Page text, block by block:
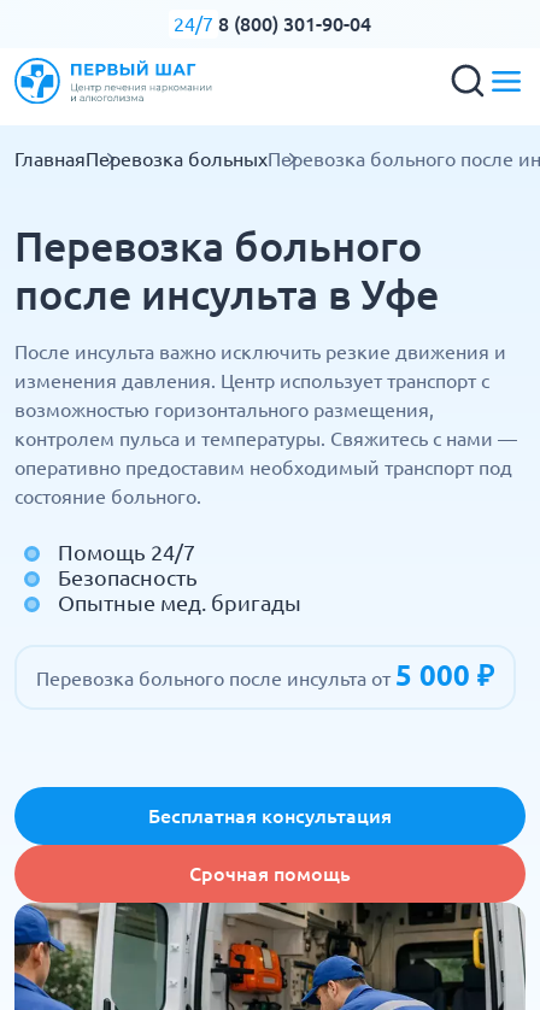
24/7 8 (800) 301-90-04
ГлавнаяПеревозка больныхПеревозка больного после
Перевозка больного
после инсульта в Уфе
После инсульта важно исключить резкие движения и
изменения давления. Центр использует транспорт с
возможностью горизонтального размещения,
контролем пульса и температуры. Свяжитесь с нами —
оперативно предоставим необходимый транспорт под
состояние больного.
Помощь 24/7
Безопасность
Опытные мед. бригады
Перевозка больного после инсульта от 5 000 ₽
Бесплатная консультация
Срочная помощь